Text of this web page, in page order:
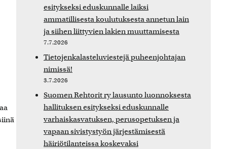
esitykseksi eduskunnalle laiksi
ammatillisesta koulutuksesta annetun lain
ja siihen liittyvien lakien muuttamisesta
7.7.2026
Tietojenkalasteluviestejä puheenjohtajan
nimissä!
3.7.2026
Suomen Rehtorit ry lausunto luonnoksesta
hallituksen esitykseksi eduskunnalle
varhaiskasvatuksen, perusopetuksen ja
vapaan sivistystyön järjestämisestä
häiriötilanteissa koskevaksi